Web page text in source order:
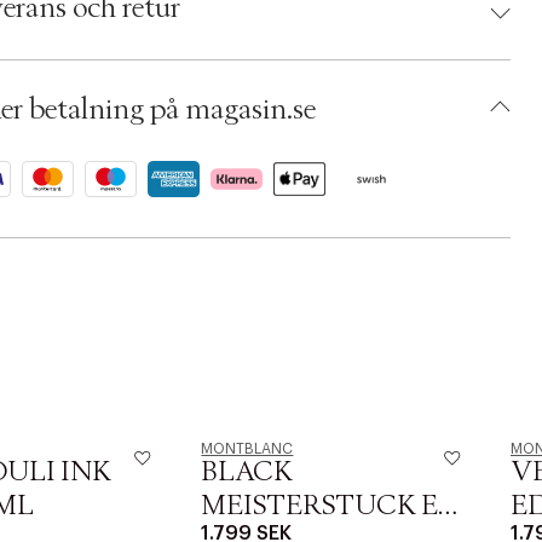
och retur
betalning på magasin.se
INK
MONTBLANC
BLACK
MEISTERSTUCK EDP
1.799 SEK